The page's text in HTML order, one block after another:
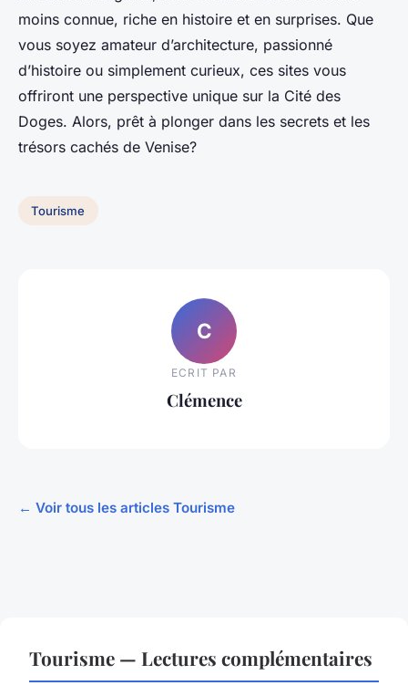
moins connue, riche en histoire et en surprises. Que
vous soyez amateur d’architecture, passionné
d’histoire ou simplement curieux, ces sites vous
offriront une perspective unique sur la Cité des
Doges. Alors, prêt à plonger dans les secrets et les
trésors cachés de Venise?
Tourisme
C
ECRIT PAR
Clémence
← Voir tous les articles Tourisme
Tourisme — Lectures complémentaires